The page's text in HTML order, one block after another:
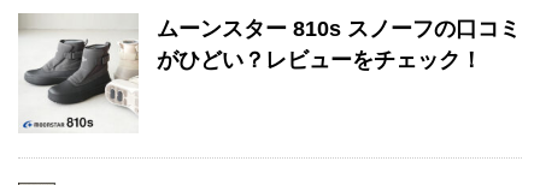
ムーンスター 810s スノーフの口コミ
がひどい？レビューをチェック！